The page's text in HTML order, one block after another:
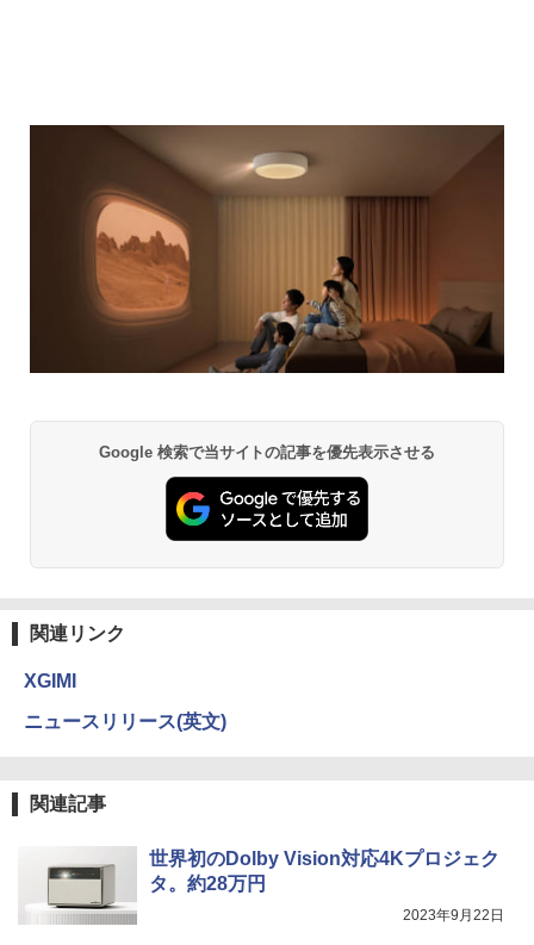
Google 検索で当サイトの記事を優先表示させる
関連リンク
XGIMI
ニュースリリース(英文)
関連記事
世界初のDolby Vision対応4Kプロジェク
タ。約28万円
2023年9月22日